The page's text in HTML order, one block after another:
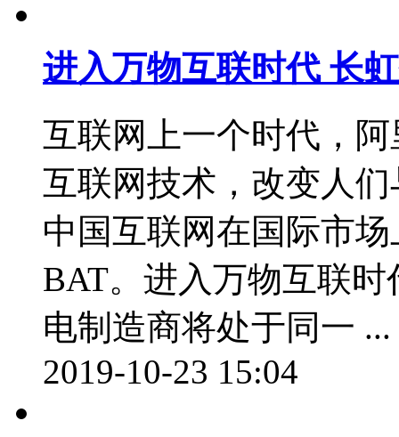
进入万物互联时代 长
互联网上一个时代，
互联网技术，改变人
中国互联网在国际市
BAT。进入万物互联
电制造商将处于同一 ...
2019-10-23 15:04